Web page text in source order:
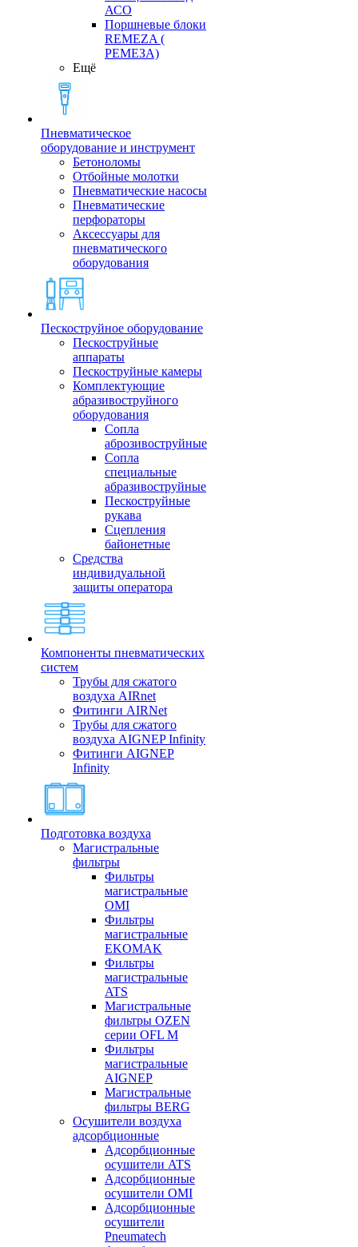
АСО
Поршневые блоки
REMEZA (
РЕМЕЗА)
Ещё
Пневматическое
оборудование и инструмент
Бетоноломы
Отбойные молотки
Пневматические насосы
Пневматические
перфораторы
Аксессуары для
пневматического
оборудования
Пескоструйное оборудование
Пескоструйные
аппараты
Пескоструйные камеры
Комплектующие
абразивоструйного
оборудования
Сопла
аброзивоструйные
Сопла
специальные
абразивоструйные
Пескоструйные
рукава
Сцепления
байонетные
Средства
индивидуальной
защиты оператора
Компоненты пневматических
систем
Трубы для сжатого
воздуха AIRnet
Фитинги AIRNet
Трубы для сжатого
воздуха AIGNEP Infinity
Фитинги AIGNEP
Infinity
Подготовка воздуха
Магистральные
фильтры
Фильтры
магистральные
OMI
Фильтры
магистральные
EKOMAK
Фильтры
магистральные
ATS
Магистральные
фильтры OZEN
серии OFL M
Фильтры
магистральные
AIGNEP
Магистральные
фильтры BERG
Осушители воздуха
адсорбционные
Адсорбционные
осушители ATS
Адсорбционные
осушители OMI
Адсорбционные
осушители
Pneumatech